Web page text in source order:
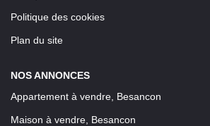
Politique des cookies
Plan du site
NOS ANNONCES
Appartement à vendre, Besancon
Maison à vendre, Besancon